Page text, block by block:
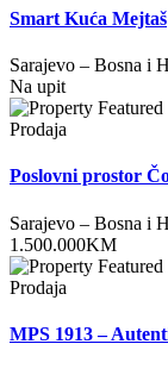
Smart Kuća Mejtaš
Sarajevo – Bosna i
Na upit
Prodaja
Poslovni prostor
Sarajevo – Bosna i
1.500.000KM
Prodaja
MPS 1913 –